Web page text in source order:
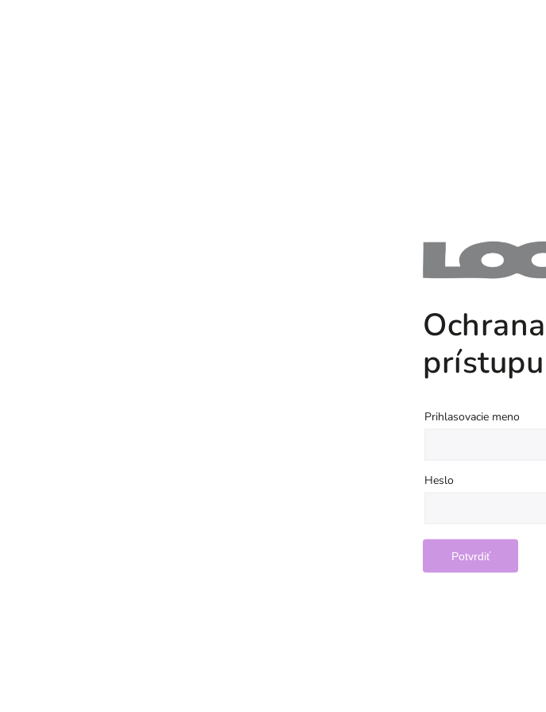
Ochrana
prístupu
Prihlasovacie meno
Heslo
Potvrdiť